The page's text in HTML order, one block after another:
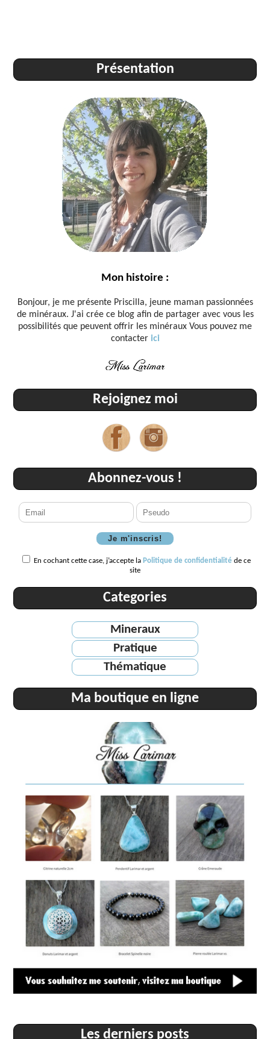
Présentation
Mon histoire :
Bonjour, je me présente Priscilla, jeune maman passionnées
de minéraux. J'ai crée ce blog afin de partager avec vous les
possibilités que peuvent offrir les minéraux Vous pouvez me
contacter ici
Rejoignez moi
Abonnez-vous !
En cochant cette case, j’accepte laPolitique de confidentialité de ce
site
Categories
Mineraux
Pratique
Thématique
Ma boutique en ligne
Les derniers posts